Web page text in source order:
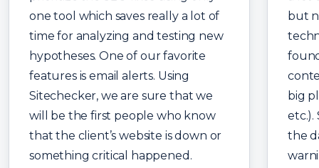
one tool which saves really a lot of
time for analyzing and testing new
hypotheses. One of our favorite
features is email alerts. Using
Sitechecker, we are sure that we
will be the first people who know
that the client’s website is down or
something critical happened.
but
big
etc.).
the